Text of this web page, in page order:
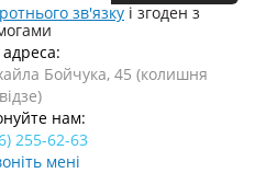
зв'язку і згоден з
Бойчука, 45 (колишня
нам:
255-62-63
мені